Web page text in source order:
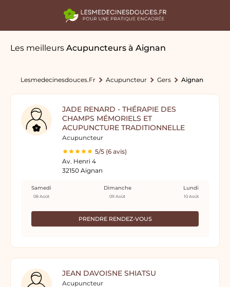
Les meilleurs Acupuncteurs à Aignan
Lesmedecinesdouces.fr Acupuncteur Gers Aignan
JADE RENARD - THÉRAPIE DES
CHAMPS MÉMORIELS ET
ACUPUNCTURE TRADITIONNELLE
Acupuncteur
5/5 (6 avis)
Av. Henri 4
32150 Aignan
PRENDRE RENDEZ-VOUS
Samedi
08 Août
Dimanche
09 Août
Lundi
10 Août
JEAN DAVOISNE SHIATSU
Acupuncteur